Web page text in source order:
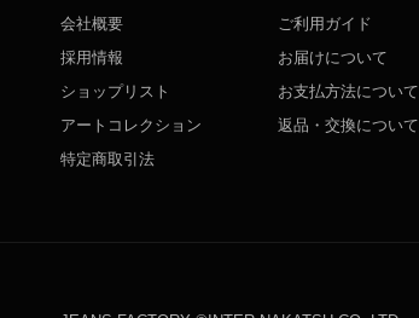
会社概要
採用情報
ショップリスト
アートコレクション
特定商取引法
ご利用ガイド
お届けについて
お支払方法について
返品・交換について